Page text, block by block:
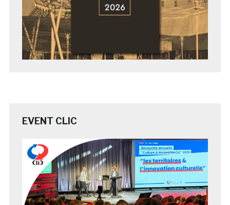
EVENT CLIC